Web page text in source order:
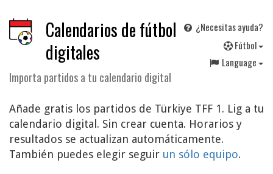
Calendarios de fútbol
digitales
Importa partidos a tu calendario digital
¿Necesitas ayuda?
Fútbol
Language
Añade gratis los partidos de Türkiye TFF 1. Lig a tu
calendario digital. Sin crear cuenta. Horarios y
resultados se actualizan automáticamente.
También puedes elegir seguir un sólo equipo.